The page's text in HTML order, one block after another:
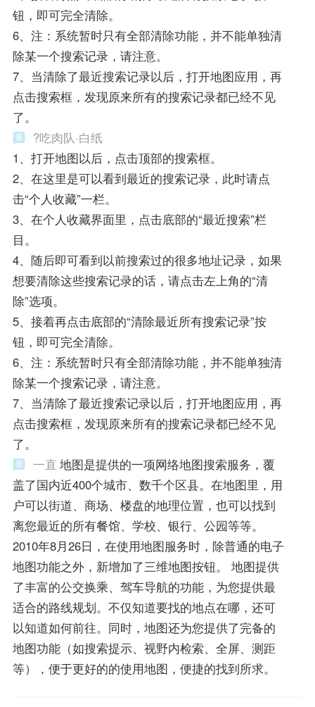
钮，即可完全清除。
6、注：系统暂时只有全部清除功能，并不能单独清
除某一个搜索记录，请注意。
7、当清除了最近搜索记录以后，打开地图应用，再
点击搜索框，发现原来所有的搜索记录都已经不见
了。
?吃肉队·白纸
1、打开地图以后，点击顶部的搜索框。
2、在这里是可以看到最近的搜索记录，此时请点
击“个人收藏”一栏。
3、在个人收藏界面里，点击底部的“最近搜索”栏
目。
4、随后即可看到以前搜索过的很多地址记录，如果
想要清除这些搜索记录的话，请点击左上角的“清
除”选项。
5、接着再点击底部的“清除最近所有搜索记录”按
钮，即可完全清除。
6、注：系统暂时只有全部清除功能，并不能单独清
除某一个搜索记录，请注意。
7、当清除了最近搜索记录以后，打开地图应用，再
点击搜索框，发现原来所有的搜索记录都已经不见
了。
一直 地图是提供的一项网络地图搜索服务，覆
盖了国内近400个城市、数千个区县。在地图里，用
户可以街道、商场、楼盘的地理位置，也可以找到
离您最近的所有餐馆、学校、银行、公园等等。
2010年8月26日，在使用地图服务时，除普通的电子
地图功能之外，新增加了三维地图按钮。 地图提供
了丰富的公交换乘、驾车导航的功能，为您提供最
适合的路线规划。不仅知道要找的地点在哪，还可
以知道如何前往。同时，地图还为您提供了完备的
地图功能（如搜索提示、视野内检索、全屏、测距
等），便于更好的的使用地图，便捷的找到所求。